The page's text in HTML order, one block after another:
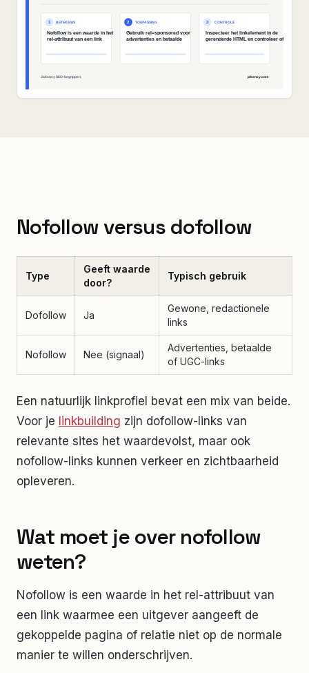
Nofollow versus dofollow
Type
Geeft waarde
door?
Typisch gebruik
Dofollow Ja
Gewone, redactionele
links
Nofollow Nee (signaal)
Advertenties, betaalde
of UGC-links
Een natuurlijk linkprofiel bevat een mix van beide.
Voor je linkbuilding zijn dofollow-links van
relevante sites het waardevolst, maar ook
nofollow-links kunnen verkeer en zichtbaarheid
opleveren.
Wat moet je over nofollow
weten?
Nofollow is een waarde in het rel-attribuut van
een link waarmee een uitgever aangeeft de
gekoppelde pagina of relatie niet op de normale
manier te willen onderschrijven.